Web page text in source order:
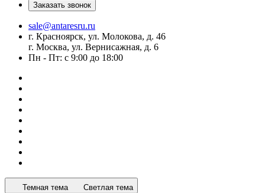
Заказать звонок
sale@antaresru.ru
г. Красноярск, ул. Молокова, д. 46
г. Москва, ул. Вернисажная, д. 6
Пн - Пт: с 9:00 до 18:00
Темная тема Светлая тема